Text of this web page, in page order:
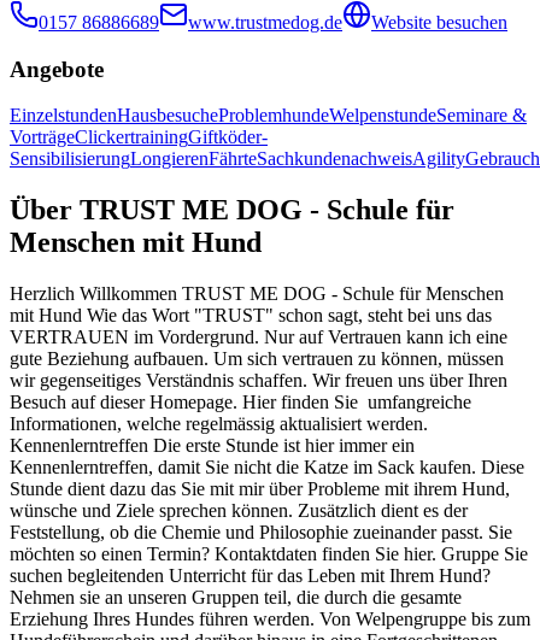
0157 86886689
www.trustmedog.de Website besuchen
Angebote
EinzelstundenHausbesucheProblemhundeWelpenstundeSeminare &
VorträgeClickertrainingGiftköder-
SensibilisierungLongierenFährteSachkundenachweisAgility
Über TRUST ME DOG - Schule für
Menschen mit Hund
Herzlich Willkommen TRUST ME DOG - Schule für Menschen
mit Hund Wie das Wort "TRUST" schon sagt, steht bei uns das
VERTRAUEN im Vordergrund. Nur auf Vertrauen kann ich eine
gute Beziehung aufbauen. Um sich vertrauen zu können, müssen
wir gegenseitiges Verständnis schaffen. Wir freuen uns über Ihren
Besuch auf dieser Homepage. Hier finden Sie umfangreiche
Informationen, welche regelmässig aktualisiert werden.
Kennenlerntreffen Die erste Stunde ist hier immer ein
Kennenlerntreffen, damit Sie nicht die Katze im Sack kaufen. Diese
Stunde dient dazu das Sie mit mir über Probleme mit ihrem Hund,
wünsche und Ziele sprechen können. Zusätzlich dient es der
Feststellung, ob die Chemie und Philosophie zueinander passt. Sie
möchten so einen Termin? Kontaktdaten finden Sie hier. Gruppe Sie
suchen begleitenden Unterricht für das Leben mit Ihrem Hund?
Nehmen sie an unseren Gruppen teil, die durch die gesamte
Erziehung Ihres Hundes führen werden. Von Welpengruppe bis zum